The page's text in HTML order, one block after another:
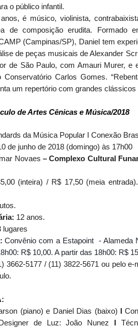
o público infantil.
é músico, violinista,
de composição erudita. Formado
(Campinas/SP), Daniel tem
de peças musicais de Alexander
de São Paulo, com Amauri Murer,
Conservatório Carlos Gomes.
um repertório com grandes
de Artes Cênicas e Música/2018
da Música Popular I Conexão
de junho de 2018 (domingo) às 17h00
Novaes – Complexo Cultural
(inteira) / R$ 17,50 (meia
12 anos.
lugares
Convênio com a Estapoint - Alameda
R$ 10,00. A partir das 18h00: R$
3662-5177 / (11) 3822-5671 ou pelo
(piano) e Daniel Dias (baixo) I
de Luz: João Nunez I